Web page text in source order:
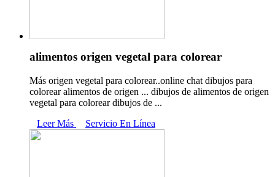
alimentos origen vegetal para colorear
Más origen vegetal para colorear..online chat dibujos para
colorear alimentos de origen ... dibujos de alimentos de origen
vegetal para colorear dibujos de ...
Leer Más
Servicio En Línea